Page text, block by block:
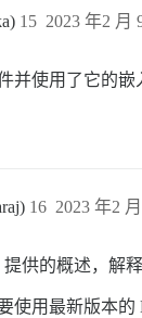
2023 年2 月
15
并使用了它的嵌
2023 年2
16
提供的概述，解
使用最新版本的